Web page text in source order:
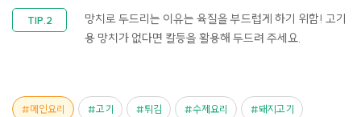
망치로 두드리는 이유는 육질을 부드럽게 하기 위함! 고기
용 망치가 없다면 칼등을 활용해 두드려 주세요.
메인요리 고기 튀김 수제요리 돼지고기